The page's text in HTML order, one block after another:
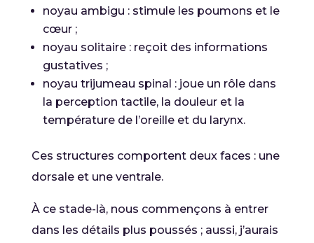
noyau ambigu : stimule les poumons et le
cœur ;
noyau solitaire : reçoit des informations
gustatives ;
noyau trijumeau spinal : joue un rôle dans
la perception tactile, la douleur et la
température de l’oreille et du larynx.
Ces structures comportent deux faces : une
dorsale et une ventrale.
À ce stade-là, nous commençons à entrer
dans les détails plus poussés ; aussi, j’aurais